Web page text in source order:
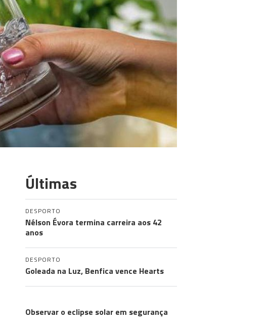
Últimas
DESPORTO
Nélson Évora termina carreira aos 42
anos
DESPORTO
Goleada na Luz, Benfica vence Hearts
Observar o eclipse solar em segurança